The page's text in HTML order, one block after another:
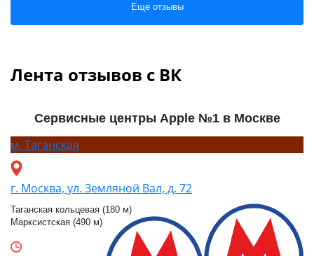
Еще отзывы
Лента отзывов с ВК
Сервисные центры Apple №1 в Москве
м. Таганская
г. Москва, ул. Земляной Вал, д. 72
Таганская кольцевая (180 м)
Марксистская (490 м)